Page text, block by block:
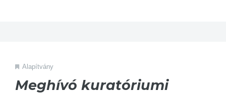
Alapítvány
Meghívó kuratóriumi